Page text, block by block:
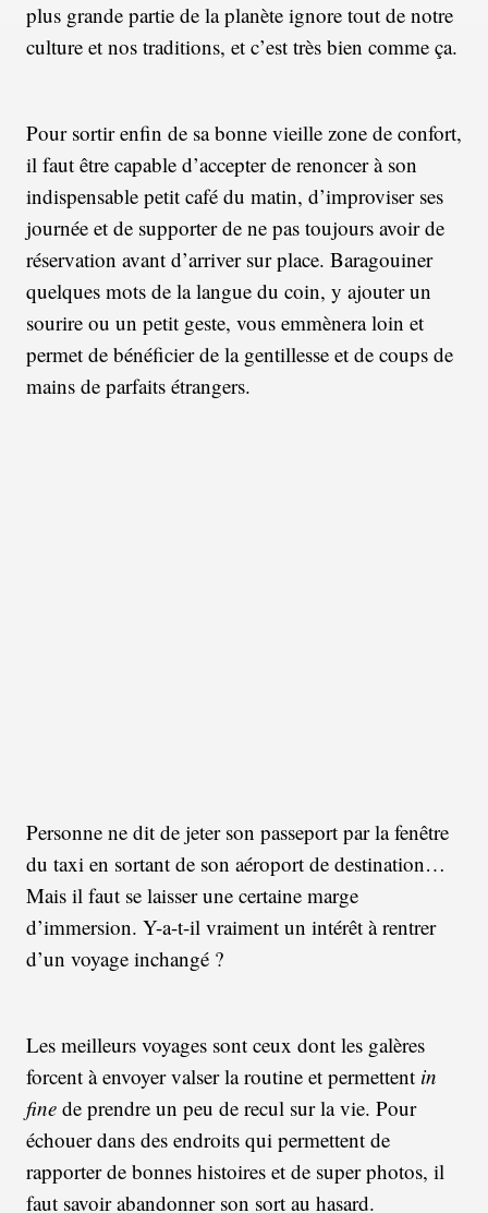
plus grande partie de la planète ignore tout de notre
culture et nos traditions, et c’est très bien comme ça.
Pour sortir enfin de sa bonne vieille zone de confort,
il faut être capable d’accepter de renoncer à son
indispensable petit café du matin, d’improviser ses
journée et de supporter de ne pas toujours avoir de
réservation avant d’arriver sur place. Baragouiner
quelques mots de la langue du coin, y ajouter un
sourire ou un petit geste, vous emmènera loin et
permet de bénéficier de la gentillesse et de coups de
mains de parfaits étrangers.
Personne ne dit de jeter son passeport par la fenêtre
du taxi en sortant de son aéroport de destination…
Mais il faut se laisser une certaine marge
d’immersion. Y-a-t-il vraiment un intérêt à rentrer
d’un voyage inchangé ?
Les meilleurs voyages sont ceux dont les galères
forcent à envoyer valser la routine et permettent in
fine de prendre un peu de recul sur la vie. Pour
échouer dans des endroits qui permettent de
rapporter de bonnes histoires et de super photos, il
faut savoir abandonner son sort au hasard.